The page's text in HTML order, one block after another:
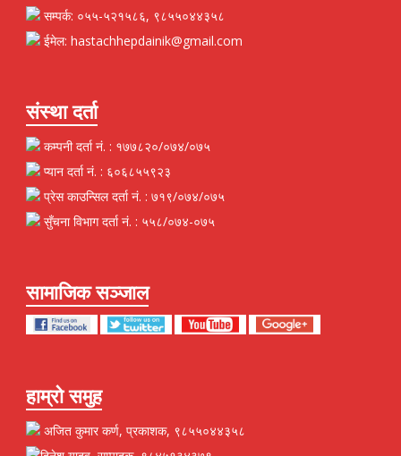
सम्पर्क: ०५५-५२१५८६, ९८५५०४४३५८
ईमेल: hastachhepdainik@gmail.com
संस्था दर्ता
कम्पनी दर्ता नं. : १७७८२०/०७४/०७५
प्यान दर्ता नं. : ६०६८५५९२३
प्रेस काउन्सिल दर्ता नं. : ७१९/०७४/०७५
सुँचना विभाग दर्ता नं. : ५५८/०७४-०७५
सामाजिक सञ्जाल
हाम्रो समुह
अजित कुमार कर्ण, प्रकाशक, ९८५५०४४३५८